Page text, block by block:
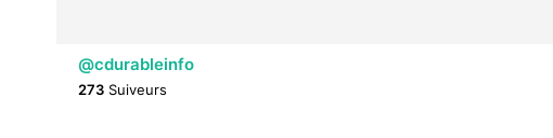
@cdurableinfo
273 Suiveurs